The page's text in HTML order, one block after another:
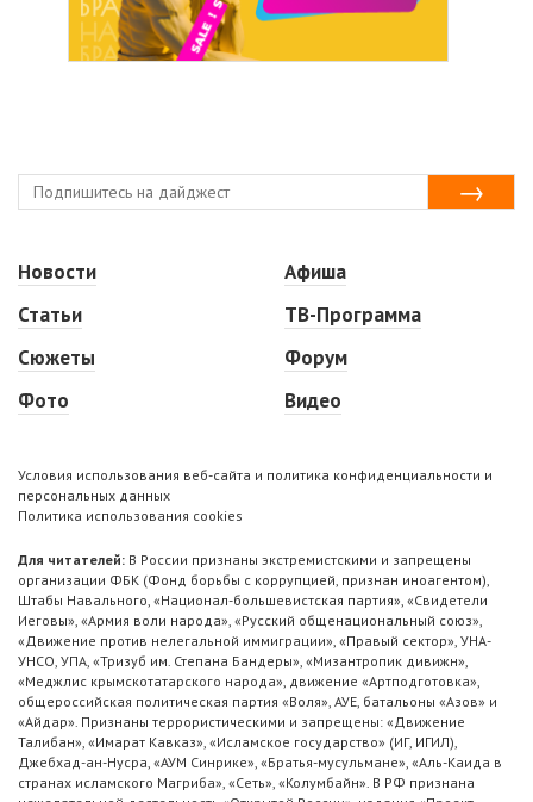
Новости
Статьи
Сюжеты
Фото
Афиша
ТВ-Программа
Форум
Видео
Условия использования веб-сайта и политика конфиденциальности и
персональных данных
Политика использования cookies
Для читателей: В России признаны экстремистскими и запрещены
организации ФБК (Фонд борьбы с коррупцией, признан иноагентом),
Штабы Навального, «Национал-большевистская партия», «Свидетели
Иеговы», «Армия воли народа», «Русский общенациональный союз»,
«Движение против нелегальной иммиграции», «Правый сектор», УНА-
УНСО, УПА, «Тризуб им. Степана Бандеры», «Мизантропик дивижн»,
«Меджлис крымскотатарского народа», движение «Артподготовка»,
общероссийская политическая партия «Воля», АУЕ, батальоны «Азов» и
«Айдар». Признаны террористическими и запрещены: «Движение
Талибан», «Имарат Кавказ», «Исламское государство» (ИГ, ИГИЛ),
Джебхад-ан-Нусра, «АУМ Синрике», «Братья-мусульмане», «Аль-Каида в
странах исламского Магриба», «Сеть», «Колумбайн». В РФ признана